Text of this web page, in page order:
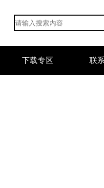
下载专区 联